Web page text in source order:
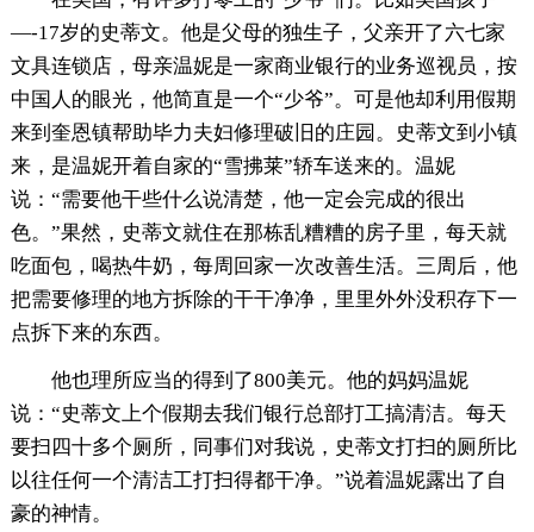
—-17岁的史蒂文。他是父母的独生子，父亲开了六七家
文具连锁店，母亲温妮是一家商业银行的业务巡视员，按
中国人的眼光，他简直是一个“少爷”。可是他却利用假期
来到奎恩镇帮助毕力夫妇修理破旧的庄园。史蒂文到小镇
来，是温妮开着自家的“雪拂莱”轿车送来的。温妮
说：“需要他干些什么说清楚，他一定会完成的很出
色。”果然，史蒂文就住在那栋乱糟糟的房子里，每天就
吃面包，喝热牛奶，每周回家一次改善生活。三周后，他
把需要修理的地方拆除的干干净净，里里外外没积存下一
点拆下来的东西。
他也理所应当的得到了800美元。他的妈妈温妮
说：“史蒂文上个假期去我们银行总部打工搞清洁。每天
要扫四十多个厕所，同事们对我说，史蒂文打扫的厕所比
以往任何一个清洁工打扫得都干净。”说着温妮露出了自
豪的神情。